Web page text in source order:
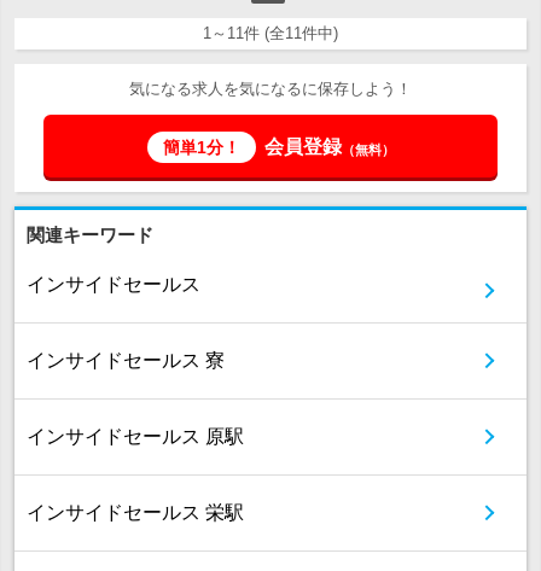
1～11件 (全11件中)
気になる求人を気になるに保存しよう！
簡単1分！ 会員登録（無料）
関連キーワード
インサイドセールス
インサイドセールス 寮
インサイドセールス 原駅
インサイドセールス 栄駅